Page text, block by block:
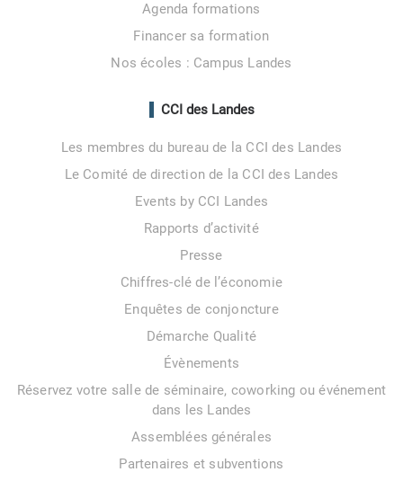
Agenda formations
Financer sa formation
Nos écoles : Campus Landes
CCI des Landes
Les membres du bureau de la CCI des Landes
Le Comité de direction de la CCI des Landes
Events by CCI Landes
Rapports d’activité
Presse
Chiffres-clé de l’économie
Enquêtes de conjoncture
Démarche Qualité
Évènements
Réservez votre salle de séminaire, coworking ou événement
dans les Landes
Assemblées générales
Partenaires et subventions